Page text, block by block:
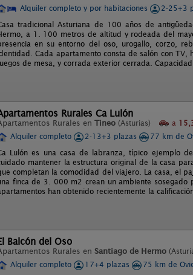
Alquiler completo y por habitaciones
2-25+3
tradicional Asturiana de 100 años de
a 1. 100 metros de altitud y rodeada del
en su entorno del oso, urogallo, corzo,
Cada apartamento consta de salón con TV,
de mesa, y corrada exterior cerrada.
Rurales Ca Lulón
Rurales en Tineo (Asturias) a
Alquiler completo
2-13+3 plazas 77 km de
Lulón es una casa de labranza, típico ejemplo
mantener la estructura original de la casa
completan la comodidad del viajero. La casa, el
finca de 3. 000 m2 crean un ambiente
han obtenido recientemente la
Balcón del Oso
Rurales en Santiago de Hermo
Alquiler completo
17+4 plazas
75 km de